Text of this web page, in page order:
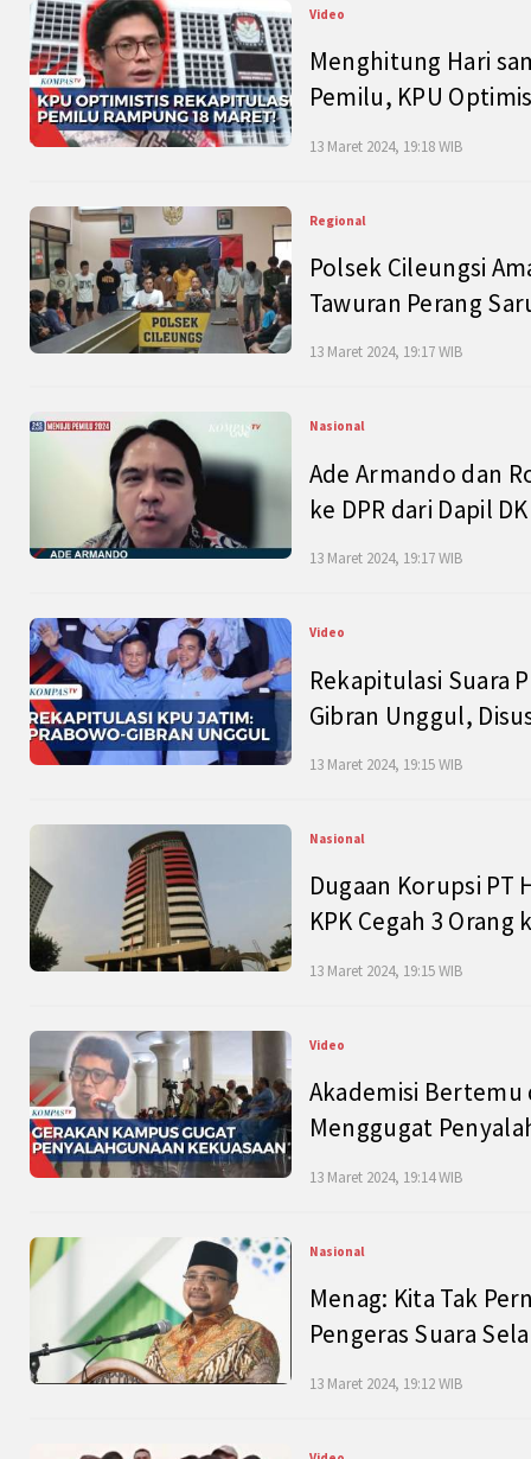
Video
Menghitung Hari
Pemilu, KPU
13 Maret 2024, 19:18 WIB
Regional
Polsek Cileungsi
Tawuran Perang
13 Maret 2024, 19:17 WIB
Nasional
Ade Armando dan
ke DPR dari Dapil
13 Maret 2024, 19:17 WIB
Video
Rekapitulasi Suara
Gibran Unggul,
13 Maret 2024, 19:15 WIB
Nasional
Dugaan Korupsi PT
KPK Cegah 3 Orang
13 Maret 2024, 19:15 WIB
Video
Akademisi Bertemu
Menggugat
13 Maret 2024, 19:14 WIB
Nasional
Menag: Kita Tak
Pengeras Suara
13 Maret 2024, 19:12 WIB